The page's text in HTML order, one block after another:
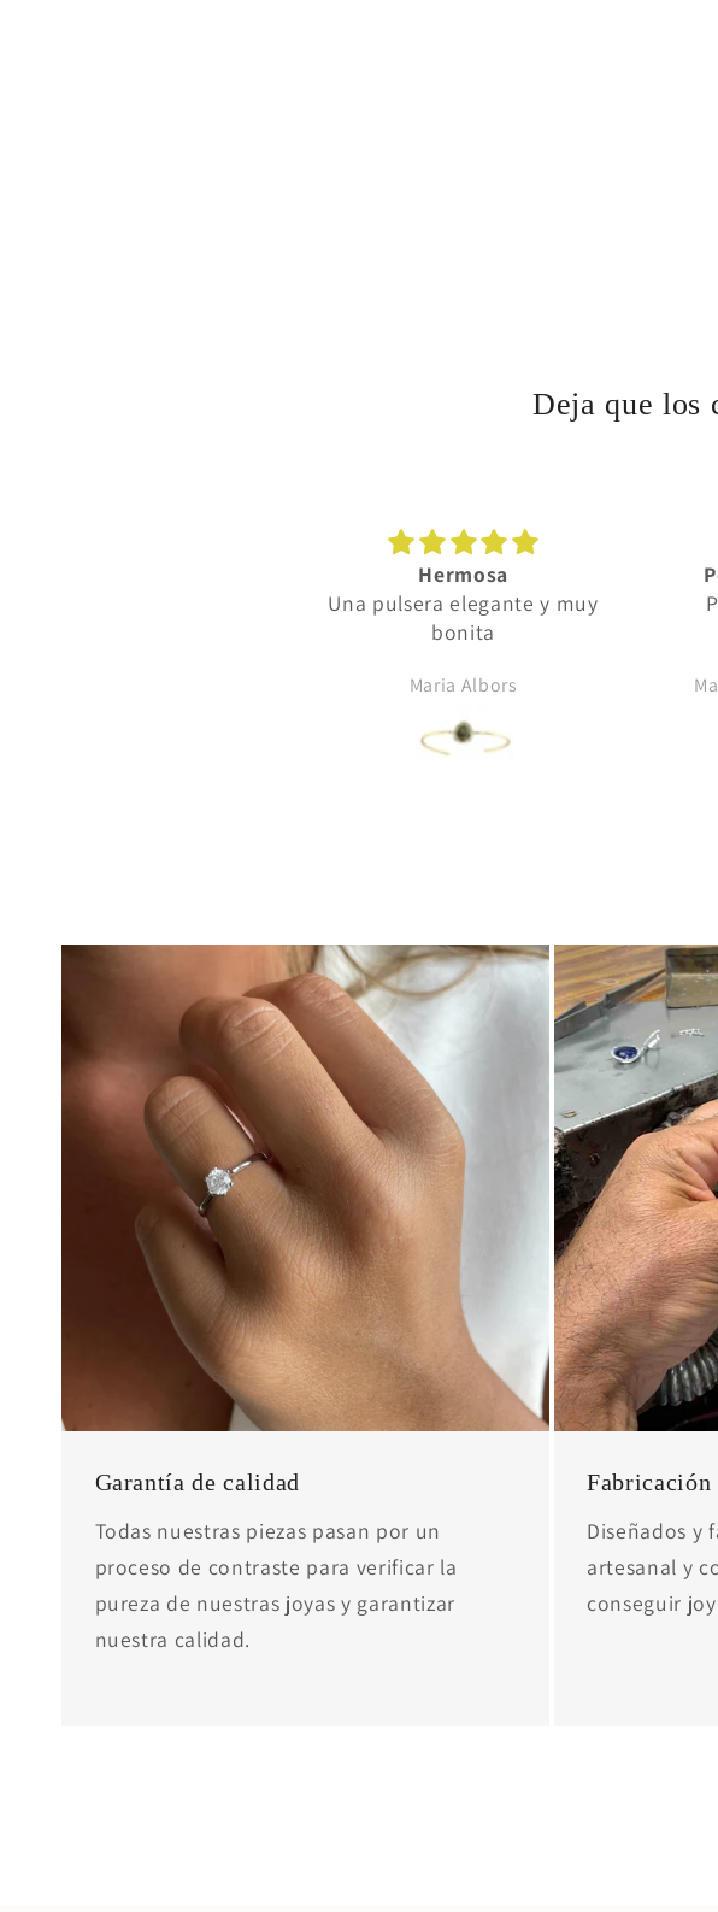
Deja que los
Hermosa
Una pulsera elegante y muy
bonita
Maria Albors
Garantía de calidad
Todas nuestras piezas pasan por un
proceso de contraste para verificar la
pureza de nuestras joyas y garantizar
nuestra calidad.
Fabricación
Diseñados y
artesanal y
conseguir